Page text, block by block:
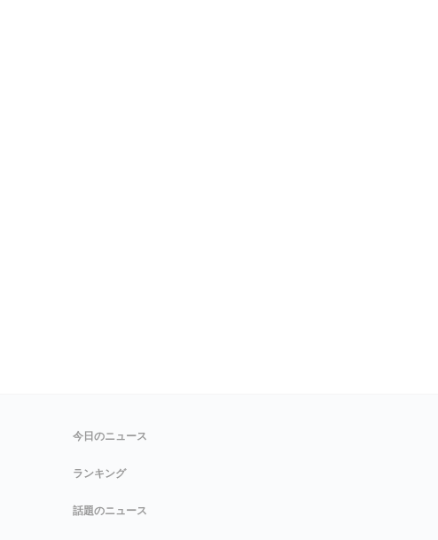
今日のニュース
ランキング
話題のニュース